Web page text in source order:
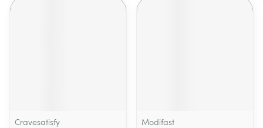
Cravesatisfy
Modifast